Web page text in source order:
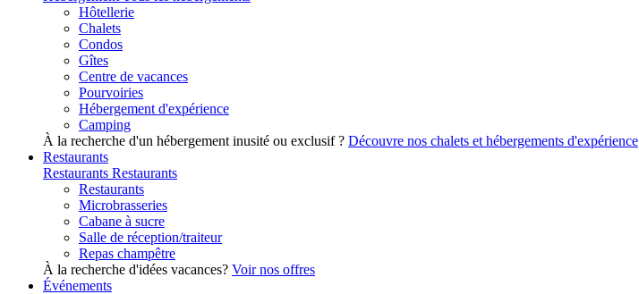
Hôtellerie
Chalets
Condos
Gîtes
Centre de vacances
Pourvoiries
Hébergement d'expérience
Camping
À la recherche d'un hébergement inusité ou exclusif ? Découvre nos chalets et hébergements d'expérience
Restaurants
Restaurants Restaurants
Restaurants
Microbrasseries
Cabane à sucre
Salle de réception/traiteur
Repas champêtre
À la recherche d'idées vacances? Voir nos offres
Événements